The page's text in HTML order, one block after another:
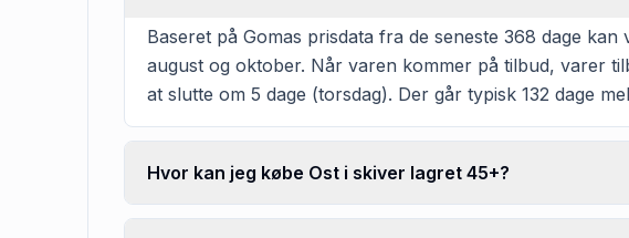
Baseret på Gomas prisdata fra de seneste 368 dage
august og oktober. Når varen kommer på tilbud, varer
at slutte om 5 dage (torsdag). Der går typisk 132 dage
Hvor kan jeg købe Ost i skiver lagret 45+?